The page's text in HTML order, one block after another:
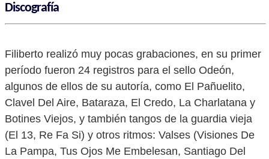
Discografía
Filiberto realizó muy pocas grabaciones, en su primer
período fueron 24 registros para el sello Odeón,
algunos de ellos de su autoría, como El Pañuelito,
Clavel Del Aire, Bataraza, El Credo, La Charlatana y
Botines Viejos, y también tangos de la guardia vieja
(El 13, Re Fa Si) y otros ritmos: Valses (Visiones De
La Pampa, Tus Ojos Me Embelesan, Santiago Del